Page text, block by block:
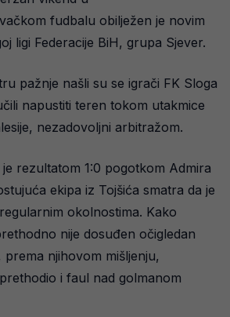
fudbalu obilježen je novim
ligi Federacije BiH, grupa Sjever.
pažnje našli su se igrači FK Sloga
napustiti teren tokom utakmice
nezadovoljni arbitražom.
rezultatom 1:0 pogotkom Admira
ekipa iz Tojšića smatra da je
okolnostima. Kako
nije dosuđen očigledan
njihovom mišljenju,
i faul nad golmanom